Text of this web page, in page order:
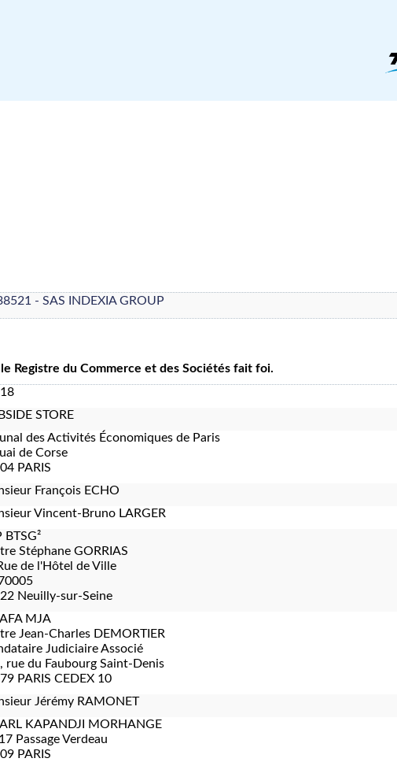
- SAS INDEXIA GROUP
Registre du Commerce et des Sociétés fait foi.
STORE
des Activités Économiques de Paris
de Corse
PARIS
François ECHO
Vincent-Bruno LARGER
BTSG²
Stéphane GORRIAS
de l'Hôtel de Ville
Neuilly-sur-Seine
MJA
Jean-Charles DEMORTIER
Judiciaire Associé
rue du Faubourg Saint-Denis
PARIS CEDEX 10
Jérémy RAMONET
KAPANDJI MORHANGE
Passage Verdeau
PARIS